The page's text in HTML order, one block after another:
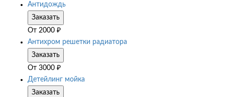
Антидождь
Заказать
От 2000 ₽
Антихром решетки радиатора
Заказать
От 3000 ₽
Детейлинг мойка
Заказать